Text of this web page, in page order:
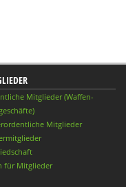
Mitglieder (Waffen-
Mitglieder
für Mitglieder